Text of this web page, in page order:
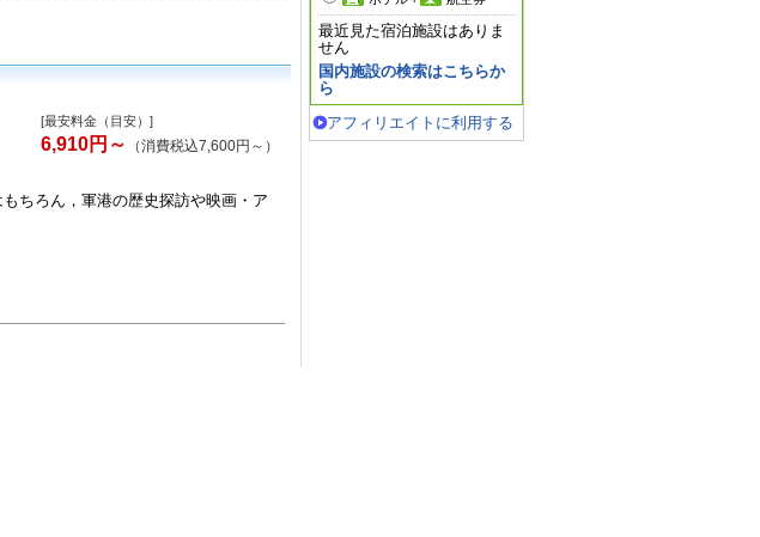
[最安料金（目安）]
6,910円～ （消費税込7,600円～）
ちろん，軍港の歴史探訪や映画・ア
最近見た宿泊施設はありま
せん
国内施設の検索はこちらか
ら
アフィリエイトに利用する